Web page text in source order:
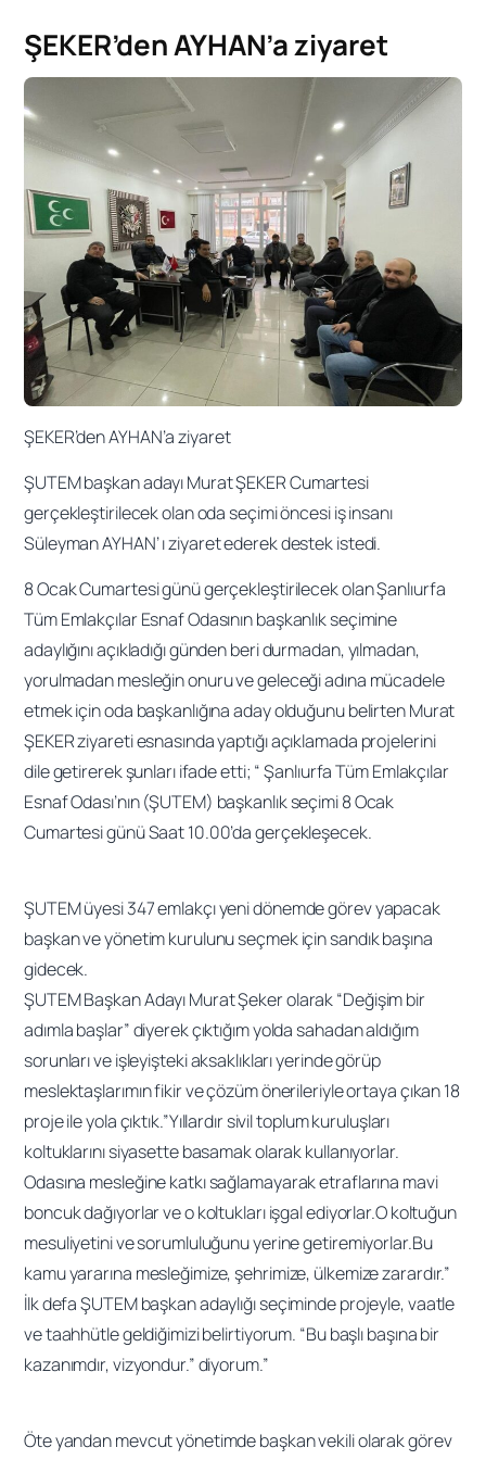
ŞEKER’den AYHAN’a ziyaret
ŞEKER’den AYHAN’a ziyaret
ŞUTEM başkan adayı Murat ŞEKER Cumartesi
gerçekleştirilecek olan oda seçimi öncesi iş insanı
Süleyman AYHAN’ ı ziyaret ederek destek istedi.
8 Ocak Cumartesi günü gerçekleştirilecek olan Şanlıurfa
Tüm Emlakçılar Esnaf Odasının başkanlık seçimine
adaylığını açıkladığı günden beri durmadan, yılmadan,
yorulmadan mesleğin onuru ve geleceği adına mücadele
etmek için oda başkanlığına aday olduğunu belirten Murat
ŞEKER ziyareti esnasında yaptığı açıklamada projelerini
dile getirerek şunları ifade etti; “ Şanlıurfa Tüm Emlakçılar
Esnaf Odası’nın (ŞUTEM) başkanlık seçimi 8 Ocak
Cumartesi günü Saat 10.00’da gerçekleşecek.
ŞUTEM üyesi 347 emlakçı yeni dönemde görev yapacak
başkan ve yönetim kurulunu seçmek için sandık başına
gidecek.
ŞUTEM Başkan Adayı Murat Şeker olarak “Değişim bir
adımla başlar” diyerek çıktığım yolda sahadan aldığım
sorunları ve işleyişteki aksaklıkları yerinde görüp
meslektaşlarımın fikir ve çözüm önerileriyle ortaya çıkan 18
proje ile yola çıktık.”Yıllardır sivil toplum kuruluşları
koltuklarını siyasette basamak olarak kullanıyorlar.
Odasına mesleğine katkı sağlamayarak etraflarına mavi
boncuk dağıyorlar ve o koltukları işgal ediyorlar.O koltuğun
mesuliyetini ve sorumluluğunu yerine getiremiyorlar.Bu
kamu yararına mesleğimize, şehrimize, ülkemize zarardır.”
İlk defa ŞUTEM başkan adaylığı seçiminde projeyle, vaatle
ve taahhütle geldiğimizi belirtiyorum. “Bu başlı başına bir
kazanımdır, vizyondur.” diyorum.”
Öte yandan mevcut yönetimde başkan vekili olarak görev